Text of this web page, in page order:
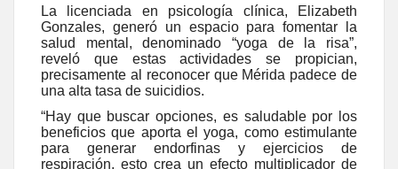
La licenciada en psicología clínica, Elizabeth
Gonzales, generó un espacio para fomentar la
salud mental, denominado “yoga de la risa”,
reveló que estas actividades se propician,
precisamente al reconocer que Mérida padece de
una alta tasa de suicidios.
“Hay que buscar opciones, es saludable por los
beneficios que aporta el yoga, como estimulante
para generar endorfinas y ejercicios de
respiración, esto crea un efecto multiplicador de